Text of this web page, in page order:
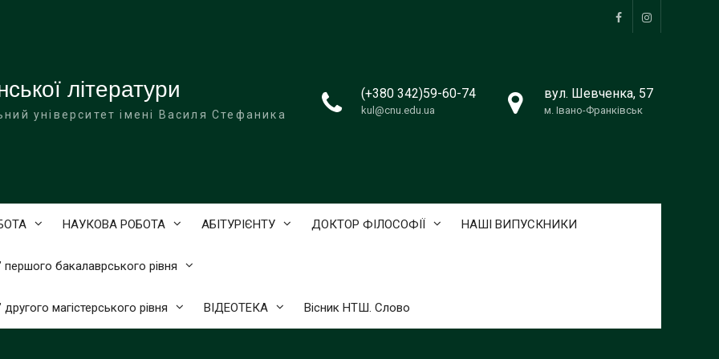
FacebookInstagram
літератури
університет імені Василя Стефаника
(+380 342)59-60-74
kul@cnu.edu.ua
вул. Шевченка, 57
м. Івано-Франківськ
НАУКОВА РОБОТА АБІТУРІЄНТУ ДОКТОР ФІЛОСОФІЇ НАШІ ВИПУСКНИКИ
першого бакалаврського рівня
магістерського рівня ВІДЕОТЕКА Вісник НТШ. Слово